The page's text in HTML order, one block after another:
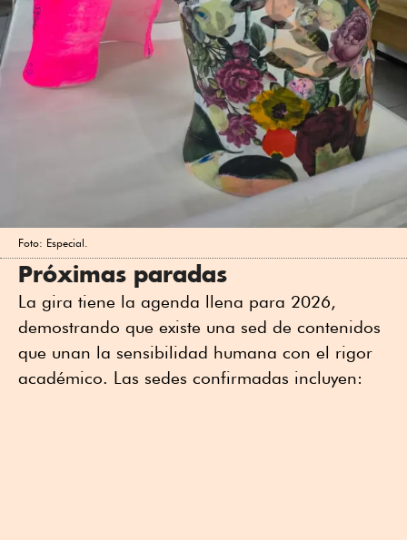
Foto: Especial.
Próximas paradas
La gira tiene la agenda llena para 2026,
demostrando que existe una sed de contenidos
que unan la sensibilidad humana con el rigor
académico. Las sedes confirmadas incluyen: